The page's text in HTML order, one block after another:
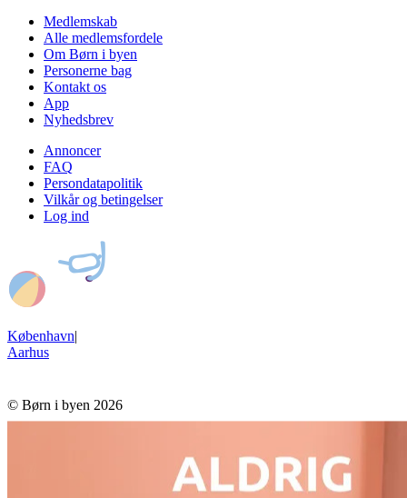
Medlemskab
Alle medlemsfordele
Om Børn i byen
Personerne bag
Kontakt os
App
Nyhedsbrev
Annoncer
FAQ
Persondatapolitik
Vilkår og betingelser
Log ind
København|
Aarhus
© Børn i byen 2026